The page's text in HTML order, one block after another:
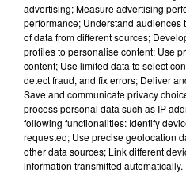
selon une source
certaines (stars) qui
ne le seront plus en mars
Pas de salsa, de rumba
la rentrée, mais
The Voice Kids
saison avec Kendji Girac
une nouvelle saison de
advertising; Measure advertising
performance; Understand audiences
of data from different sources;
profiles to personalise content; Use
content; Use limited data to select
detect fraud, and fix errors; Deliver
Save and communicate privacy
process personal data such as IP
following functionalities: Identify
requested; Use precise geolocation
other data sources; Link different
information transmitted automatically.